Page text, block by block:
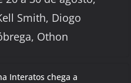
Smith, Diogo
Othon
Interatos chega a